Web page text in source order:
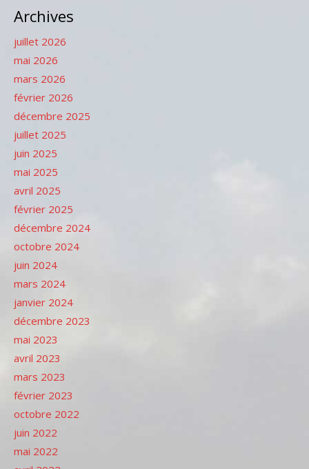
Archives
juillet 2026
mai 2026
mars 2026
février 2026
décembre 2025
juillet 2025
juin 2025
mai 2025
avril 2025
février 2025
décembre 2024
octobre 2024
juin 2024
mars 2024
janvier 2024
décembre 2023
mai 2023
avril 2023
mars 2023
février 2023
octobre 2022
juin 2022
mai 2022